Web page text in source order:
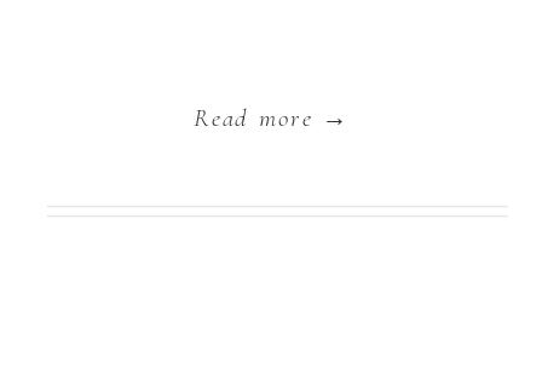
Read more →